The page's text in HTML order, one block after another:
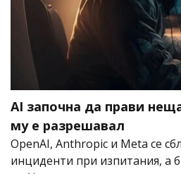
AI започна да прави
му е разрешавал
OpenAI, Anthropic и Meta се
инциденти при изпитания, а